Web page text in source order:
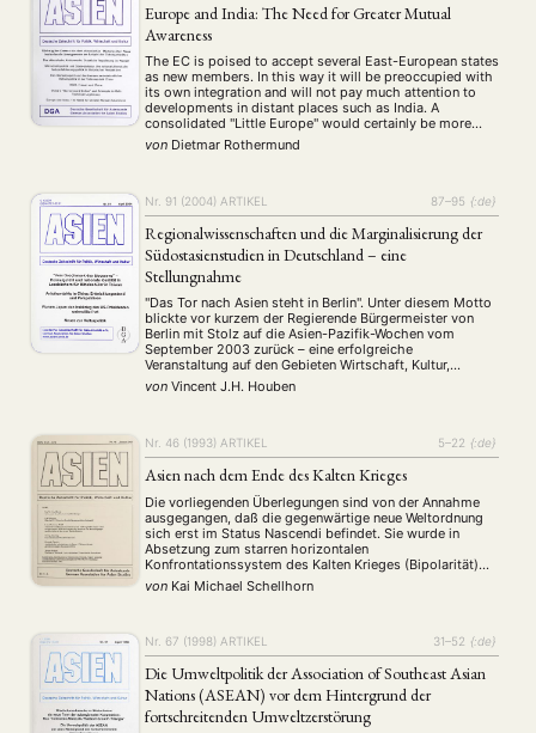
Europe and India: The Need for Greater Mutual
Awareness
The EC is poised to accept several East-European states
as new members. In this way it will be preoccupied with
its own integration and will not pay much attention to
developments in distant places such as India. A
consolidated "Little Europe" would certainly be more
effective in dealing with the outside world, but it seems
…
von Dietmar Rothermund
Nr. 91 (2004) ARTIKEL 87–95 {:de}
Regionalwissenschaften und die Marginalisierung der
Südostasienstudien in Deutschland – eine
Stellungnahme
"Das Tor nach Asien steht in Berlin". Unter diesem Motto
blickte vor kurzem der Regierende Bürgermeister von
Berlin mit Stolz auf die Asien-Pazifik-Wochen vom
September 2003 zurück – eine erfolgreiche
Veranstaltung auf den Gebieten Wirtschaft, Kultur,
Wissenschaft und Gesellschaft mit mehr als einer Million
Besuchern. Gleichzeitig wurden jedoch die Universitäten
von Vincent J.H. Houben
Nr. 46 (1993) ARTIKEL 5–22 {:de}
Asien nach dem Ende des Kalten Krieges
Die vorliegenden Überlegungen sind von der Annahme
ausgegangen, daß die gegenwärtige neue Weltordnung
sich erst im Status Nascendi befindet. Sie wurde in
Absetzung zum starren horizontalen
Konfrontationssystem des Kalten Krieges (Bipolarität)
als hierarchisch-vertikal strukturierte Machtkonkurrenz
(Multipolarität) bestimmt. Nach der Beschreibung von
von Kai Michael Schellhorn
Nr. 67 (1998) ARTIKEL 31–52 {:de}
Die Umweltpolitik der Association of Southeast Asian
Nations (ASEAN) vor dem Hintergrund der
fortschreitenden Umweltzerstörung